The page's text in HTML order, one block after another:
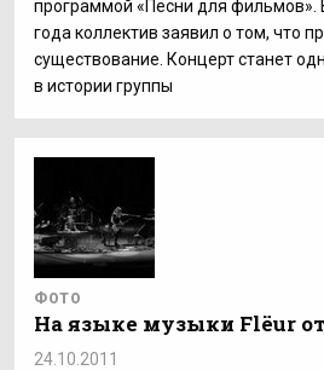
программой «Песни для фильмов».
года коллектив заявил о том, что
существование. Концерт станет
в истории группы
ФОТО
На языке музыки Flёur
24.10.2011